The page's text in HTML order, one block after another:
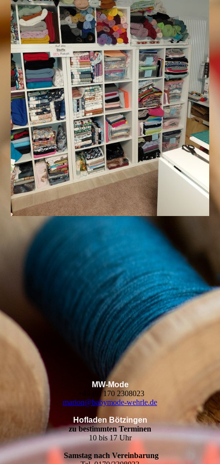
MW-Mode
+49 (0) 170 2308023
marion@babymode-wehrle.de
Hofladen Bötzingen
zu bestimmten Terminen
10 bis 17 Uhr
Samstag nach Vereinbarung